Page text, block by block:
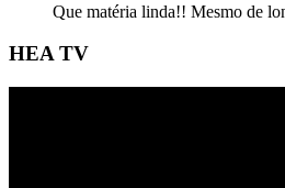
Que matéria linda!! Mesmo de
HEA TV